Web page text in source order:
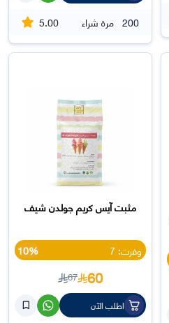
200 مرة شراء 5.00
مثبت آيس كريم جولدن شيف
وفرت: 7 10%
60
67
اطلب الآن